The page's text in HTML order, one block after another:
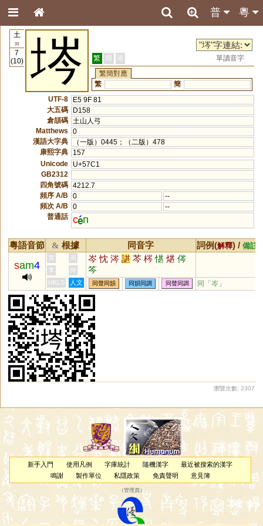
粵
普
土
32
7
(10)
埁 繁 簡 港
單讀音字
繁簡對應
繁
簡
UTF-8
E5 9F 81
大五碼
D158
倉頡碼
土山人弓
Matthews
0
漢語大字典
（一版）0445；（二版）478
康熙字典
157
Unicode
U+57C1
GB2312
四角號碼 4212.7
頻序 A/B
0
--
頻次 A/B
0
--
普通話 c n
粵語音節 & 根據 同音字 詞例(解釋) / 備註
sam4
黃 周 岑 忱 涔 諶 芩 梣 愖 煁 侺
笒
李
何
HKLS
人文 同聲同韻 同韻同調 同聲同調 同「岑 」
瀏覽次數: 2307
新手入門 使用凡例 字庫統計 隨機漢字
最近被搜索的漢字
鳴謝
製作單位 私隱政策 免責聲明 意見簿
（管理員 ）